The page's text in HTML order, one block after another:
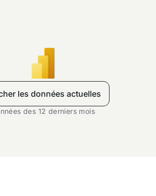
les données actuelles
des 12 derniers mois